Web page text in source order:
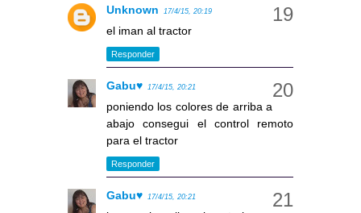
Unknown 17/4/15, 20:19
el iman al tractor
Responder
Gabu♥ 17/4/15, 20:21
poniendo los colores de arriba a
abajo consegui el control remoto
para el tractor
Responder
Gabu♥ 17/4/15, 20:21